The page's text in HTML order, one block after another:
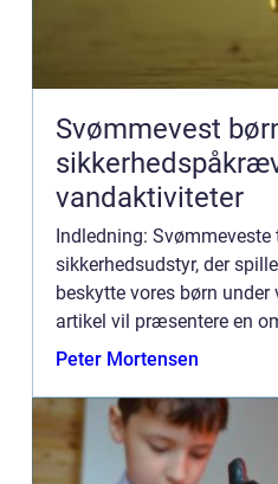
Svømmevest
vandaktiviteter
Indledning:
sikkerhedsudstyr, der
beskytte vores børn
artikel vil præsentere en
af svømmeveste til børn
Peter Mortensen